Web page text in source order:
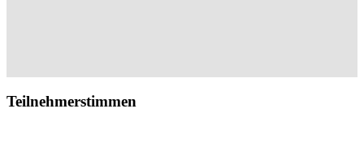
Teilnehmerstimmen